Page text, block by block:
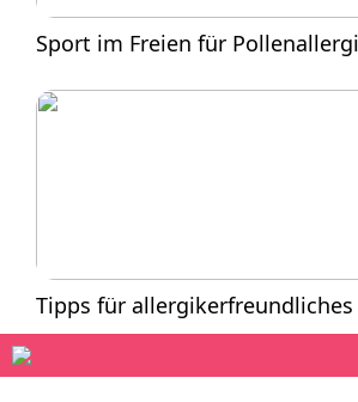
Sport im Freien für
Tipps für allergikerfreundliches